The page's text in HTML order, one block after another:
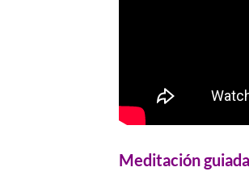
Meditación